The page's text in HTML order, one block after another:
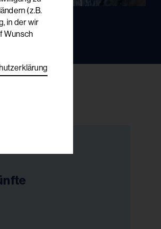
(z.B.
in der wir
Wunsch